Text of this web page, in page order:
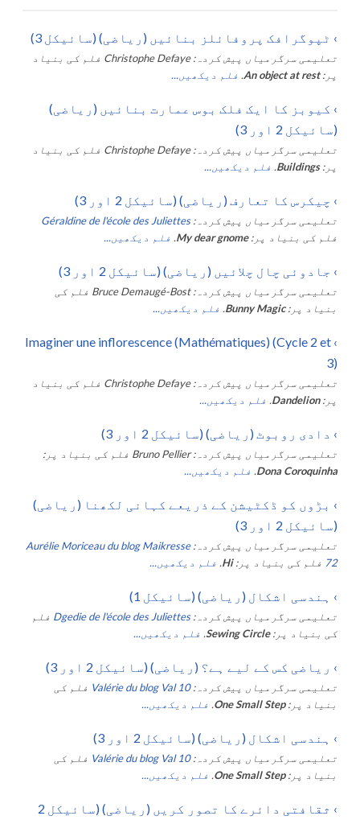
› ٹپوگرافک پروفائلز بنائیں (ریاضی) (سائیکل 3)
تعلیمی سرگرمیاں پیش کردہ: Christophe Defaye فلم کی بنیاد
پر: An object at rest
. فلم دیکھیں...
› کیوبز کا ایک فلک بوس عمارت بنائیں (ریاضی)
(سائیکل 2 اور 3)
تعلیمی سرگرمیاں پیش کردہ: Christophe Defaye فلم کی بنیاد
پر: Buildings
. فلم دیکھیں...
› چیکرس کا تعارف (ریاضی) (سائیکل 2 اور 3)
تعلیمی سرگرمیاں پیش کردہ: Géraldine de l'école des Juliettes
فلم کی بنیاد پر: My dear gnome
. فلم دیکھیں...
› جادوئی چال چلائیں (ریاضی) (سائیکل 2 اور 3)
تعلیمی سرگرمیاں پیش کردہ: Bruce Demaugé-Bost فلم کی
بنیاد پر: Bunny Magic
. فلم دیکھیں...
›
Imaginer une inflorescence (Mathématiques) (Cycle 2 et
3)
تعلیمی سرگرمیاں پیش کردہ: Christophe Defaye فلم کی بنیاد
پر: Dandelion
. فلم دیکھیں...
› دادی روبوٹ (ریاضی) (سائیکل 2 اور 3)
تعلیمی سرگرمیاں پیش کردہ: Bruno Pellier فلم کی بنیاد پر:
Dona Coroquinha
. فلم دیکھیں...
› بڑوں کو ڈکٹیشن کے ذریعے کہانی لکھنا (ریاضی)
(سائیکل 2 اور 3)
تعلیمی سرگرمیاں پیش کردہ: Aurélie Moriceau du blog Maikresse
72 فلم کی بنیاد پر: Hi
. فلم دیکھیں...
› ہندسی اشکال (ریاضی) (سائیکل 1)
تعلیمی سرگرمیاں پیش کردہ: Dgedie de l'école des Juliettes فلم
کی بنیاد پر: Sewing Circle
. فلم دیکھیں...
› ریاضی کس کے لیے ہے؟ (ریاضی) (سائیکل 2 اور 3)
تعلیمی سرگرمیاں پیش کردہ: Valérie du blog Val 10 فلم کی
بنیاد پر: One Small Step
. فلم دیکھیں...
› ہندسی اشکال (ریاضی) (سائیکل 2 اور 3)
تعلیمی سرگرمیاں پیش کردہ: Valérie du blog Val 10 فلم کی
بنیاد پر: One Small Step
. فلم دیکھیں...
›
ثقافتی دائرے کا تصور کریں (ریاضی) (سائیکل 2